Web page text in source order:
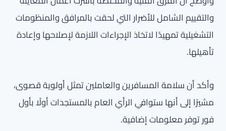
والتقييم الشامل للأضرار التي لحقت بالمرافق والمنظومات
التشغيلية تمهيدًا لاتخاذ الإجراءات اللازمة لإصلاحها وإعادة
تأهيلها.
وأكد أن سلامة المسافرين والعاملين تمثل أولوية قصوى،
مشيرًا إلى أنها ستوافي الرأي العام بالمستجدات أولًا بأول
فور توفر معلومات إضافية.